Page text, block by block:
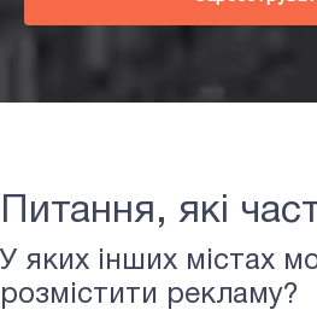
Питання, які
У яких інших містах
розмістити рекламу?